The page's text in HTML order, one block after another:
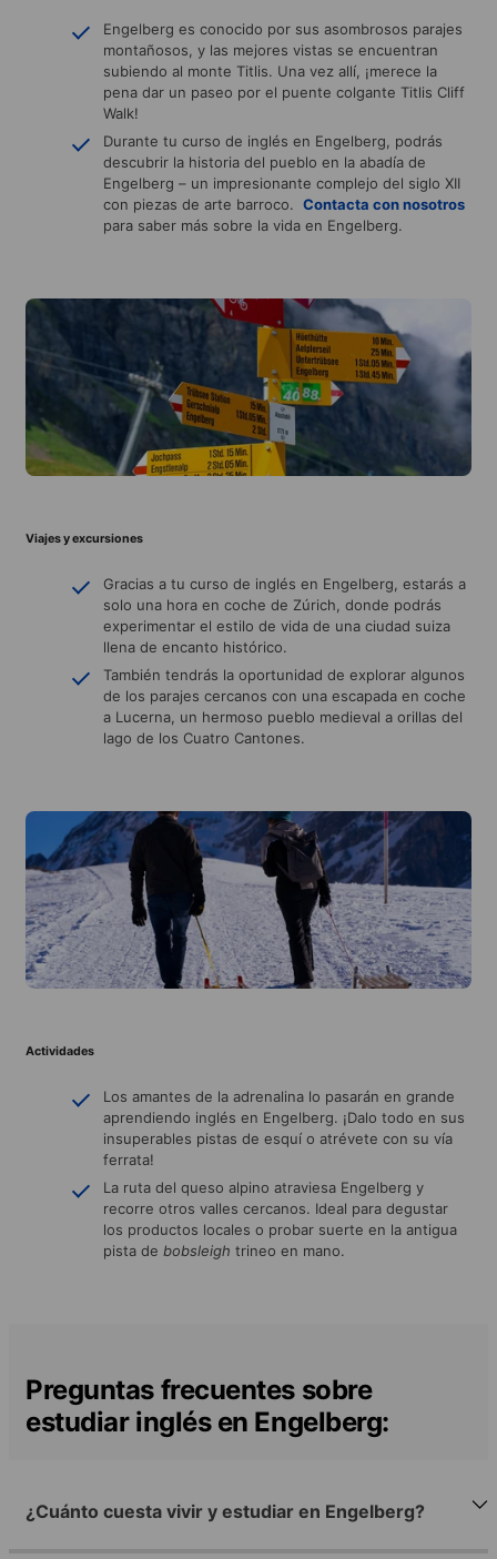
Engelberg es conocido por sus asombrosos parajes
montañosos, y las mejores vistas se encuentran
subiendo al monte Titlis. Una vez allí, ¡merece la
pena dar un paseo por el puente colgante Titlis Cliff
Walk!
Durante tu curso de inglés en Engelberg, podrás
descubrir la historia del pueblo en la abadía de
Engelberg – un impresionante complejo del siglo XII
con piezas de arte barroco. Contacta con nosotros
para saber más sobre la vida en Engelberg.
Viajes y excursiones
Gracias a tu curso de inglés en Engelberg, estarás a
solo una hora en coche de Zúrich, donde podrás
experimentar el estilo de vida de una ciudad suiza
llena de encanto histórico.
También tendrás la oportunidad de explorar algunos
de los parajes cercanos con una escapada en coche
a Lucerna, un hermoso pueblo medieval a orillas del
lago de los Cuatro Cantones.
Actividades
Los amantes de la adrenalina lo pasarán en grande
aprendiendo inglés en Engelberg. ¡Dalo todo en sus
insuperables pistas de esquí o atrévete con su vía
ferrata!
La ruta del queso alpino atraviesa Engelberg y
recorre otros valles cercanos. Ideal para degustar
los productos locales o probar suerte en la antigua
pista de bobsleigh trineo en mano.
Preguntas frecuentes sobre
estudiar inglés en Engelberg:
¿Cuánto cuesta vivir y estudiar en Engelberg?